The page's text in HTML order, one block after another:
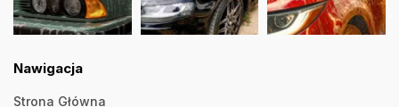
Nawigacja
Strona Główna